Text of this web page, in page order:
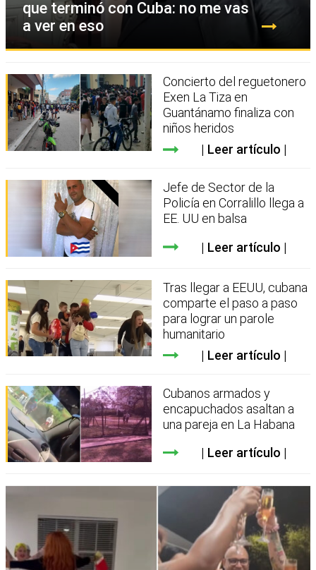
que terminó con Cuba: no me vas
a ver en eso
Concierto del reguetonero
Exen La Tiza en
Guantánamo finaliza con
niños heridos
Leer artículo
Jefe de Sector de la
Policía en Corralillo llega a
EE. UU en balsa
Leer artículo
Tras llegar a EEUU, cubana
comparte el paso a paso
para lograr un parole
humanitario
Leer artículo
Cubanos armados y
encapuchados asaltan a
una pareja en La Habana
Leer artículo